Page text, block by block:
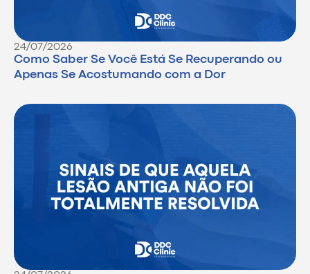
24/07/2026
Como Saber Se Você Está Se Recuperando ou
Apenas Se Acostumando com a Dor